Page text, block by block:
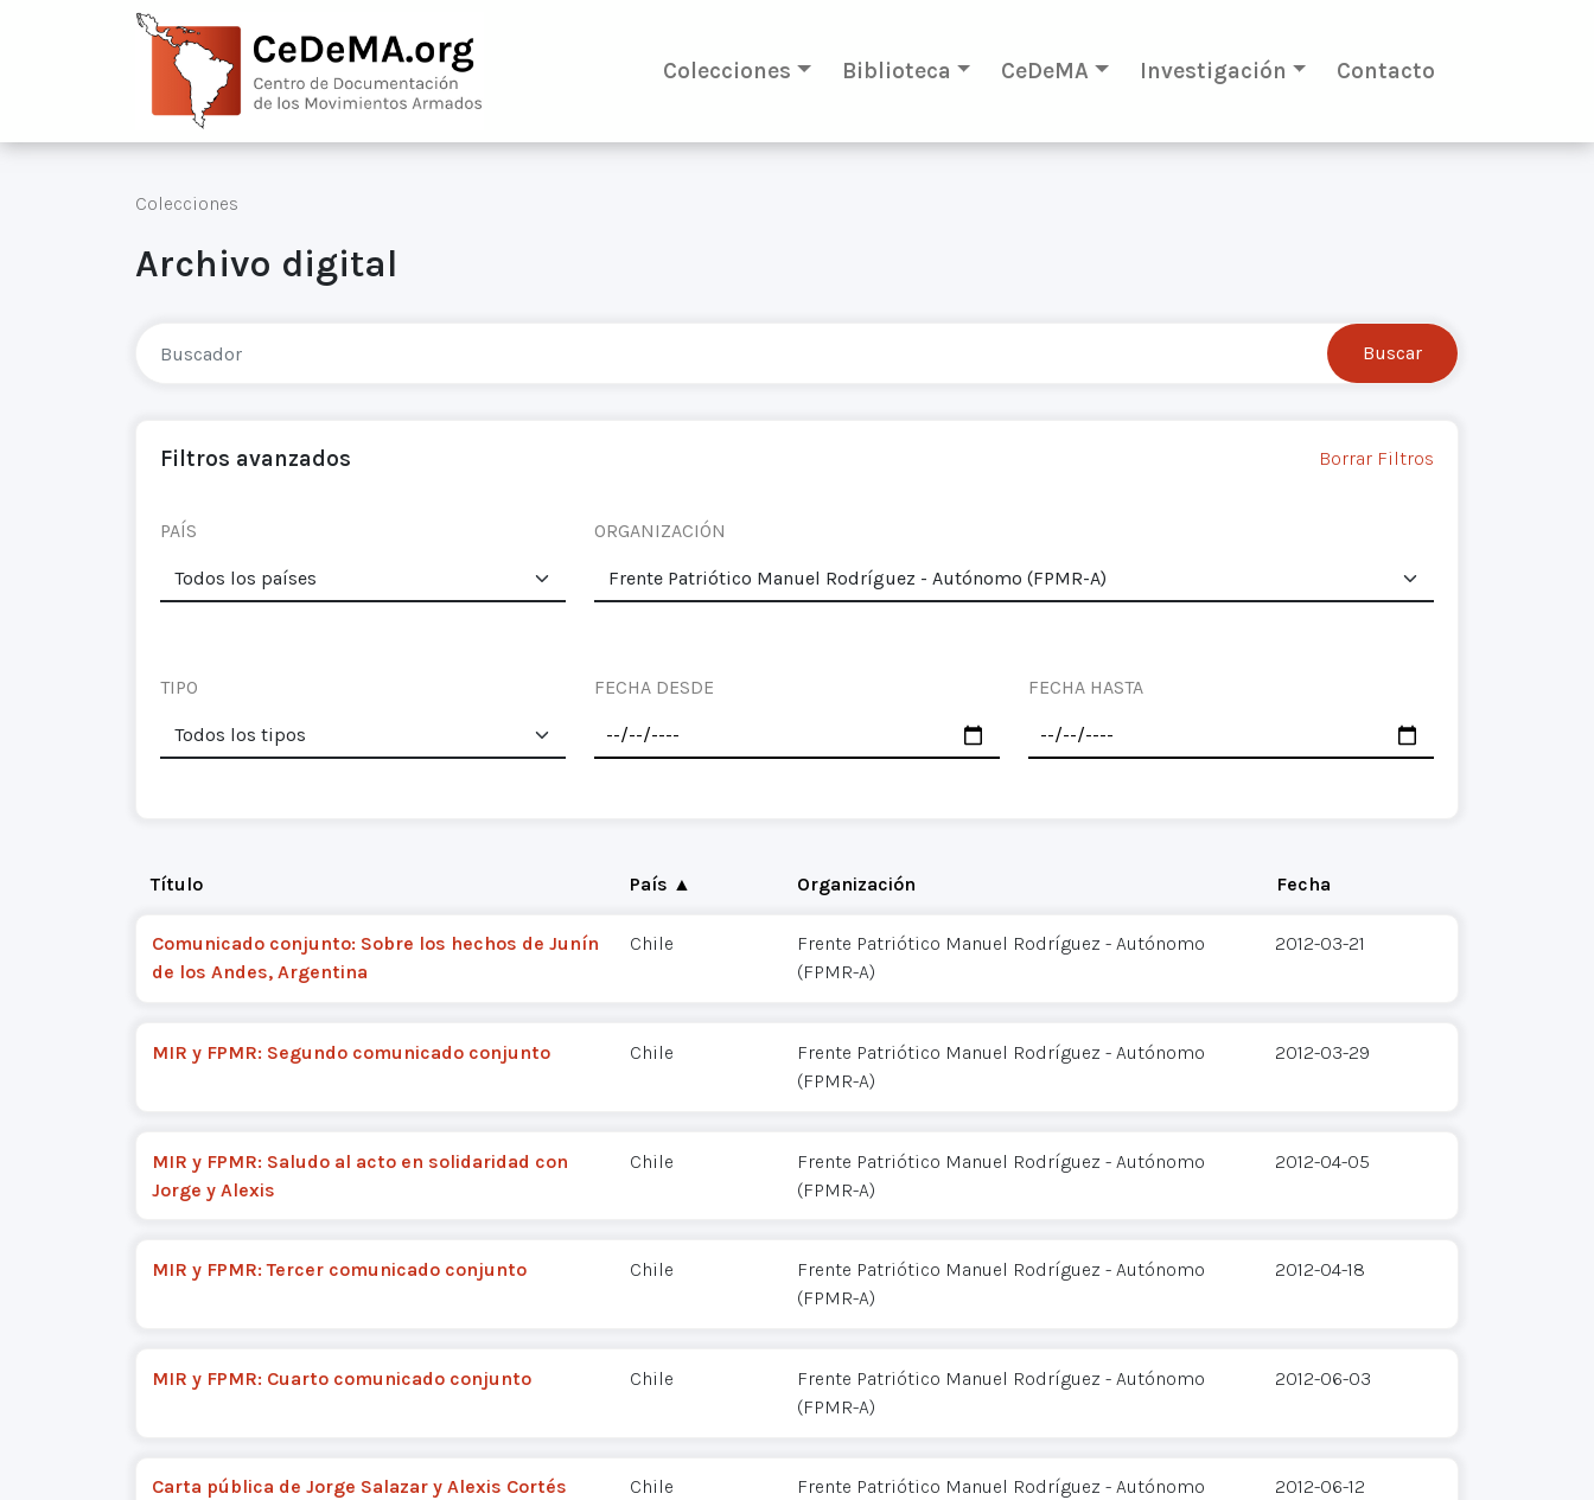
Colecciones Biblioteca CeDeMA Investigación Contacto
Colecciones
Archivo digital
Filtros avanzados Borrar Filtros
PAÍS ORGANIZACIÓN
TIPO FECHA DESDE FECHA HASTA
Título País ▲ Organización Fecha
Comunicado conjunto: Sobre los hechos de Junín
de los Andes, Argentina
Chile
Frente Patriótico Manuel Rodríguez - Autónomo
(FPMR-A)
2012-03-21
MIR y FPMR: Segundo comunicado conjunto Chile
Frente Patriótico Manuel Rodríguez - Autónomo
(FPMR-A)
2012-03-29
MIR y FPMR: Saludo al acto en solidaridad con
Jorge y Alexis
Chile
Frente Patriótico Manuel Rodríguez - Autónomo
(FPMR-A)
2012-04-05
MIR y FPMR: Tercer comunicado conjunto Chile
Frente Patriótico Manuel Rodríguez - Autónomo
(FPMR-A)
2012-04-18
MIR y FPMR: Cuarto comunicado conjunto Chile
Frente Patriótico Manuel Rodríguez - Autónomo
(FPMR-A)
2012-06-03
Carta pública de Jorge Salazar y Alexis Cortés Chile
Frente Patriótico Manuel Rodríguez - Autónomo
2012-06-12